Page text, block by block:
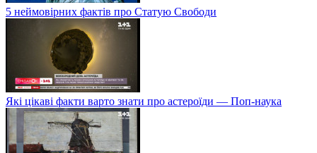
5 неймовірних фактів про Статую Свободи
Які цікаві факти варто знати про астероїди — Поп-наука